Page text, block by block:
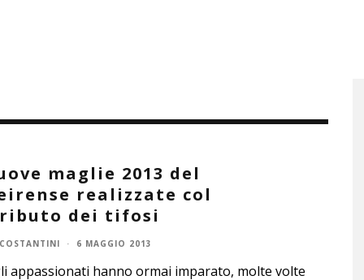
maglie 2013 del
realizzate col
dei tifosi
· 6 MAGGIO 2013
appassionati hanno ormai imparato, molte volte